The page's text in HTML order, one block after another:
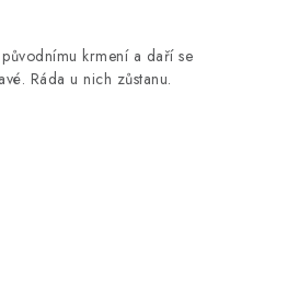
krmení a daří se
Ráda u nich zůstanu.